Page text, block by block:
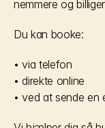
nemmere og
Du kan booke:
• via telefon
• direkte online
• ved at sende en